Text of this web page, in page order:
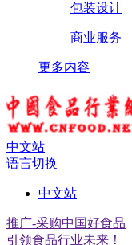
包装设计
商业服务
更多内容
中文站
语言切换
中文站
推广-采购中国好食品
引领食品行业未来！